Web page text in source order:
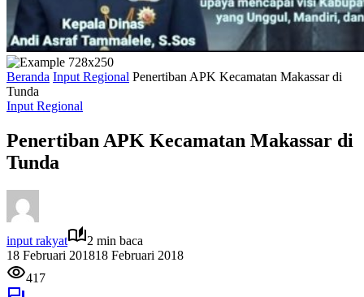
Beranda Input Regional Penertiban APK Kecamatan Makassar di
Tunda
Input Regional
Penertiban APK Kecamatan Makassar di
Tunda
input rakyat
2 min baca
18 Februari 201818 Februari 2018
417